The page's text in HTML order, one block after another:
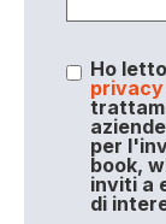
Ho
privacy
per
book,
inviti a
di